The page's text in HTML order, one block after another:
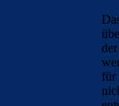
für